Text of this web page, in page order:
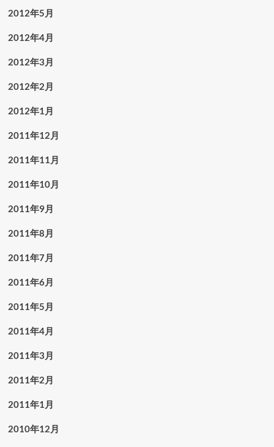
2012年5月
2012年4月
2012年3月
2012年2月
2012年1月
2011年12月
2011年11月
2011年10月
2011年9月
2011年8月
2011年7月
2011年6月
2011年5月
2011年4月
2011年3月
2011年2月
2011年1月
2010年12月